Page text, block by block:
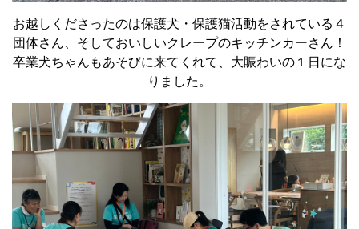
お越しくださったのは保護犬・保護猫活動をされている４
団体さん、そしておいしいクレープのキッチンカーさん！
卒業犬ちゃんもあそびに来てくれて、大賑わいの１日にな
りました。